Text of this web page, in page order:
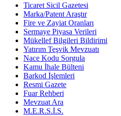
Ticaret Sicil Gazetesi
Marka/Patent Araştır
Fire ve Zayiat Oranları
Sermaye Piyasa Verileri
Mükellef Bilgileri Bildirimi
Yatırım Teşvik Mevzuatı
Nace Kodu Sorgula
Kamu İhale Bülteni
Barkod İşlemleri
Resmi Gazete
Fuar Rehberi
Mevzuat Ara
M.E.R.S.İ.S.